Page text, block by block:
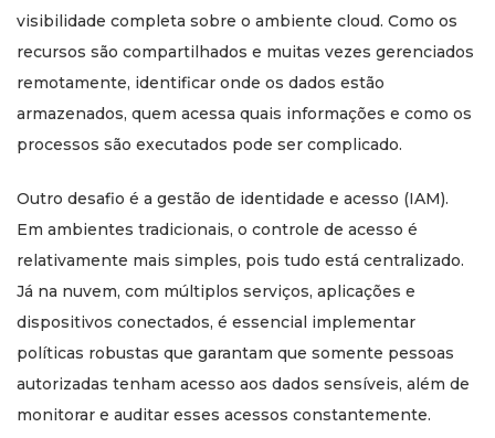
visibilidade completa sobre o ambiente cloud. Como os
recursos são compartilhados e muitas vezes gerenciados
remotamente, identificar onde os dados estão
armazenados, quem acessa quais informações e como os
processos são executados pode ser complicado.
Outro desafio é a gestão de identidade e acesso (IAM).
Em ambientes tradicionais, o controle de acesso é
relativamente mais simples, pois tudo está centralizado.
Já na nuvem, com múltiplos serviços, aplicações e
dispositivos conectados, é essencial implementar
políticas robustas que garantam que somente pessoas
autorizadas tenham acesso aos dados sensíveis, além de
monitorar e auditar esses acessos constantemente.